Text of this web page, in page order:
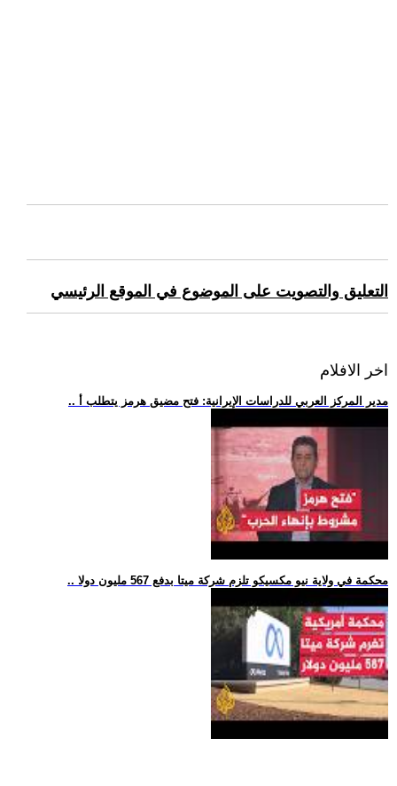
التعليق والتصويت على الموضوع في الموقع الرئيسي
اخر الافلام
.. مدير المركز العربي للدراسات الإيرانية: فتح مضيق هرمز يتطلب أ
.. محكمة في ولاية نيو مكسيكو تلزم شركة ميتا بدفع 567 مليون دولا